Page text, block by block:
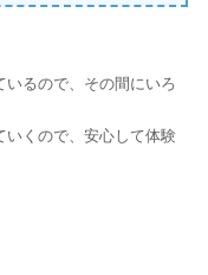
いるので、その間にいろ
いくので、安心して体験